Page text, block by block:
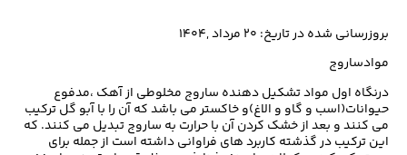
بروزرسانی شده در تاریخ: ۲۰ مرداد ,۱۴۰۴
موادساروج
درنگاه اول مواد تشکیل دهنده ساروج مخلوطی از آهک ،مدفوع
حیوانات(اسب و گاو و الاغ)و خاکستر می باشد که آن را با آبو گل ترکیب
می کنند و بعد از خشک کردن آن با حرارت به ساروج تبدیل می کنند. که
این ترکیب در گذشته کاربرد های فراوانی داشته است از جمله برای